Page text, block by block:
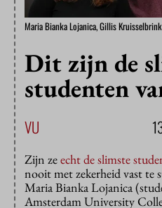
Maria Bianka Lojanica, Gillis
Dit zijn de
studenten
VU
Zijn zeecht de slimste
nooit met zekerheid vast te
Maria Bianka Lojanica
Amsterdam University